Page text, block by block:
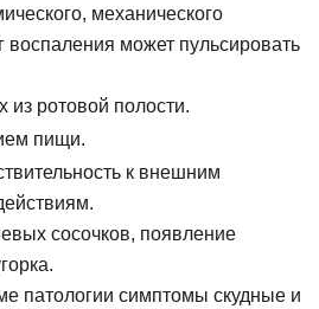
механического
воспаления может пульсировать
из ротовой полости.
пищи.
к внешним
сосочков, появление
патологии симптомы скудные и